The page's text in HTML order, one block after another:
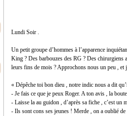
Lundi Soir .
Un petit groupe d’hommes à l’apparence
King ? Des barbouzes des RG ? Des chirurgiens
leurs fins de mois ? Approchons nous un peu ,
« Dépêche toi bon dieu , notre indic nous a dit
- Je fais ce que je peux Roger. A ton avis , la
- Laisse la au guidon , d’après sa fiche , c’est un
- Ils sont cons ses jeunes ! Merde , on a oublié